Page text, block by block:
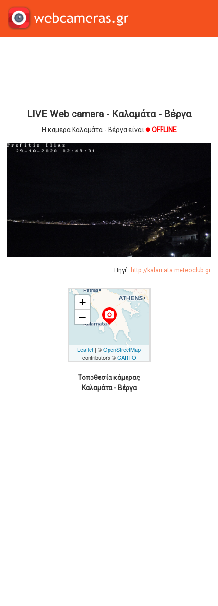
LIVE Web camera - Καλαμάτα - Βέργα
Η κάμερα Καλαμάτα - Βέργα είναι brightness_1 OFFLINE
Πηγή: http://kalamata.meteoclub.gr
camera_alt
+
−
Leaflet | ©OpenStreetMap
contributors ©CARTO
Τοποθεσία κάμερας
Καλαμάτα - Βέργα